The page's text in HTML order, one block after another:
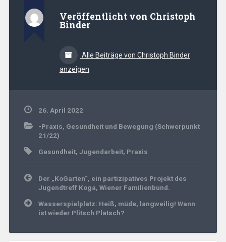
Veröffentlicht von Christoph
Binder
Alle Beiträge von Christoph Binder
anzeigen
26. April 2022
-Praxis, Gesundheit und Bewegung (Schwerpunkt
21/22)
Gesundheit, Jugendarbeit, Praxis
Beitrags-
Navigation
Der „KoGarten“, ein partizipatives Projekt des
Jugendtreff Koga, Wiener Familienbund.
Wasserspielplatz: Heiß, müde, langweilig! Wann
ist wieder Plitsch Platsch?